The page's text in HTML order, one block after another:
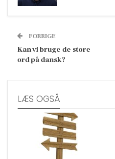
FORRIGE
Kan vi bruge de store
ord på dansk?
LÆS OGSÅ